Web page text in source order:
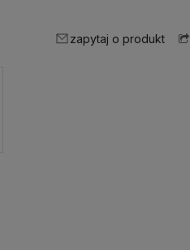
zapytaj o produkt